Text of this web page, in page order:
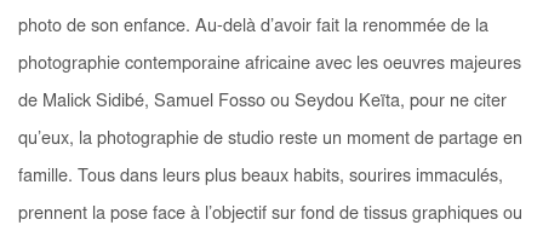
photo de son enfance. Au-delà d’avoir fait la renommée de la
photographie contemporaine africaine avec les oeuvres majeures
de Malick Sidibé, Samuel Fosso ou Seydou Keïta, pour ne citer
qu’eux, la photographie de studio reste un moment de partage en
famille. Tous dans leurs plus beaux habits, sourires immaculés,
prennent la pose face à l’objectif sur fond de tissus graphiques ou